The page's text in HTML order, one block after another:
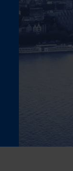
Transport
per LKW,